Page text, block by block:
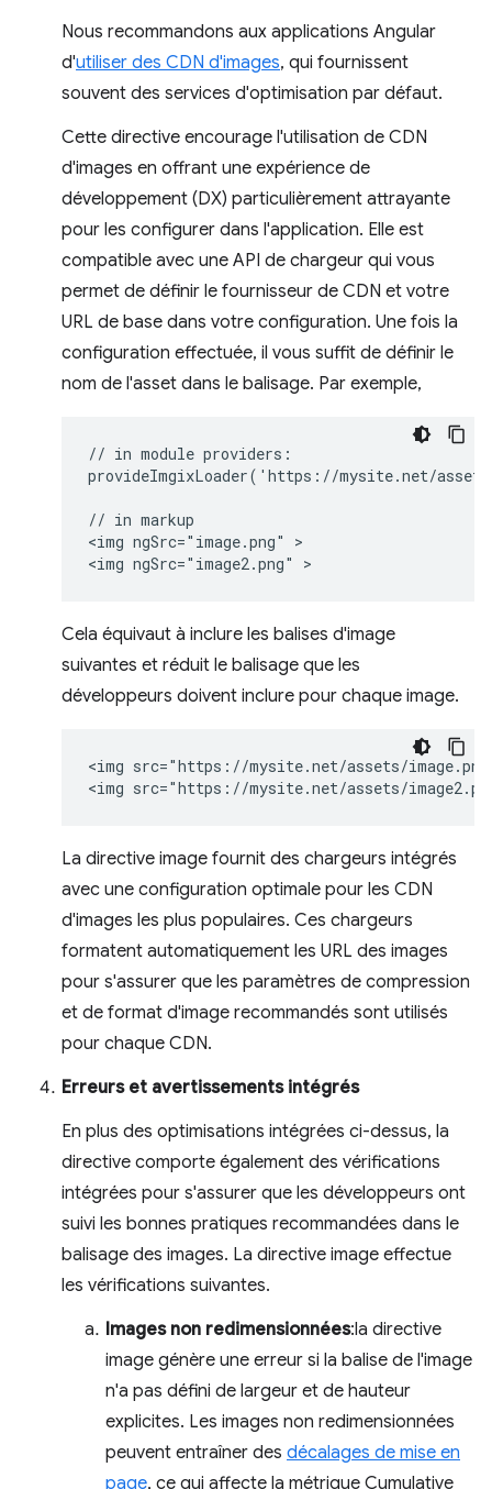
Nous recommandons aux applications Angular
d'utiliser des CDN d'images, qui fournissent
souvent des services d'optimisation par défaut.
Cette directive encourage l'utilisation de CDN
d'images en offrant une expérience de
développement (DX) particulièrement attrayante
pour les configurer dans l'application. Elle est
compatible avec une API de chargeur qui vous
permet de définir le fournisseur de CDN et votre
URL de base dans votre configuration. Une fois la
configuration effectuée, il vous suffit de définir le
nom de l'asset dans le balisage. Par exemple,
// in module providers:
provideImgixLoader('https://mysite.net/
// in markup
<img ngSrc="image.png" >
Cela équivaut à inclure les balises d'image
suivantes et réduit le balisage que les
développeurs doivent inclure pour chaque image.
<img src="https://mysite.net/assets/
La directive image fournit des chargeurs intégrés
avec une configuration optimale pour les CDN
d'images les plus populaires. Ces chargeurs
formatent automatiquement les URL des images
pour s'assurer que les paramètres de compression
et de format d'image recommandés sont utilisés
pour chaque CDN.
Erreurs et avertissements intégrés
En plus des optimisations intégrées ci-dessus, la
directive comporte également des vérifications
intégrées pour s'assurer que les développeurs ont
suivi les bonnes pratiques recommandées dans le
balisage des images. La directive image effectue
les vérifications suivantes.
Images non redimensionnées:la directive
image génère une erreur si la balise de l'image
n'a pas défini de largeur et de hauteur
explicites. Les images non redimensionnées
peuvent entraîner des décalages de mise en
page, ce qui affecte la métrique Cumulative